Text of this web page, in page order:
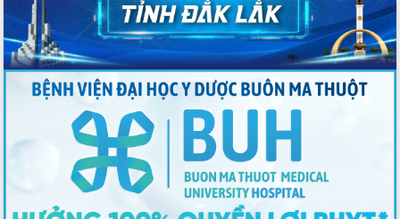
Xã Ea Phê gắn cải cách hành chính với
chuyển đổi số
Phó Chủ tịch Thường trực UBND tỉnh
Hồ Thị Nguyên Thảo làm việc tại Trung
tâm Phục vụ hành chính công xã Ea
Xây dựng nền hành chính số đồng
hành cùng nông dân dân, doanh nghiệp
Giai đoạn 2026-2030, Đắk Lắk phấn
đấu có 77% xã đạt chuẩn nông thôn